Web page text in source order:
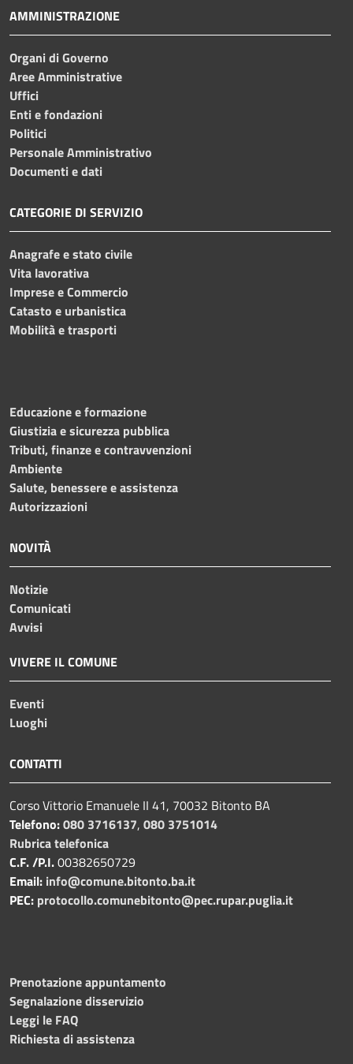
AMMINISTRAZIONE
Organi di Governo
Aree Amministrative
Uffici
Enti e fondazioni
Politici
Personale Amministrativo
Documenti e dati
CATEGORIE DI SERVIZIO
Anagrafe e stato civile
Vita lavorativa
Imprese e Commercio
Catasto e urbanistica
Mobilità e trasporti
Educazione e formazione
Giustizia e sicurezza pubblica
Tributi, finanze e contravvenzioni
Ambiente
Salute, benessere e assistenza
Autorizzazioni
NOVITÀ
Notizie
Comunicati
Avvisi
VIVERE IL COMUNE
Eventi
Luoghi
CONTATTI
Corso Vittorio Emanuele II 41, 70032 Bitonto BA
Telefono:080 3716137, 080 3751014
Rubrica telefonica
C.F. /P.I.00382650729
Email: info@comune.bitonto.ba.it
PEC: protocollo.comunebitonto@pec.rupar.puglia.it
Prenotazione appuntamento
Segnalazione disservizio
Leggi le FAQ
Richiesta di assistenza